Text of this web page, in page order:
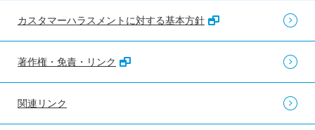
カスタマーハラスメントに対する基本方針
著作権・免責・リンク
関連リンク